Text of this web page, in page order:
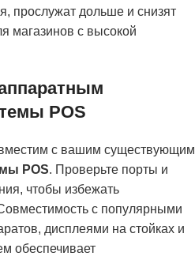
прослужат дольше и снизят
магазинов с высокой
POS
с вашим существующим
POS. Проверьте порты и
чтобы избежать
с популярными
дисплеями на стойках и
обеспечивает